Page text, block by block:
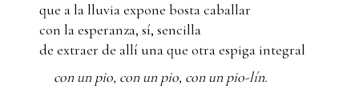
que a la lluvia expone bosta caballar
con la esperanza, sí, sencilla
de extraer de allí una que otra espiga integral
con un pio, con un pio, con un pio-lín.